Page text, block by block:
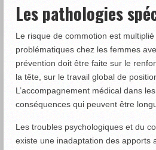
Les pathologies
Le risque de commotion est
problématiques chez les femmes
prévention doit être faite sur le
la tête, sur le travail global de
L’accompagnement médical dans
conséquences qui peuvent être
Les troubles psychologiques et du
existe une inadaptation des apports